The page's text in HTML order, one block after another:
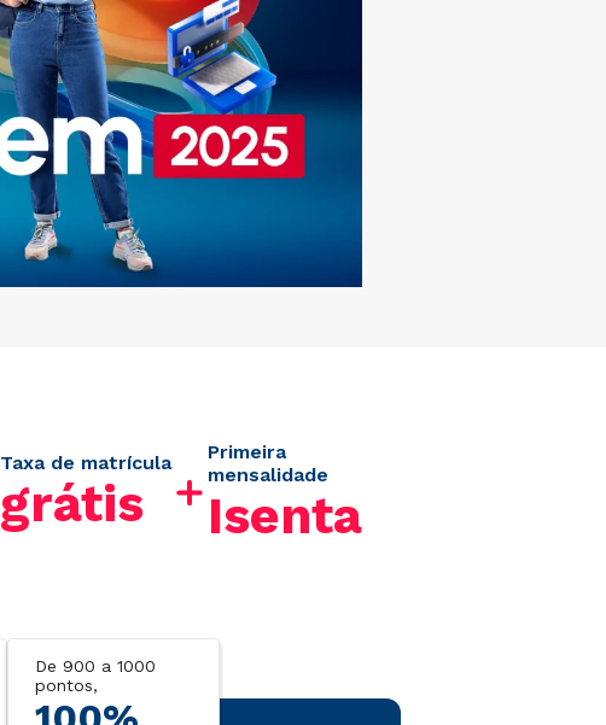
Taxa de matrícula
grátis
Primeira
mensalidade
Isenta
De 900 a 1000
pontos,